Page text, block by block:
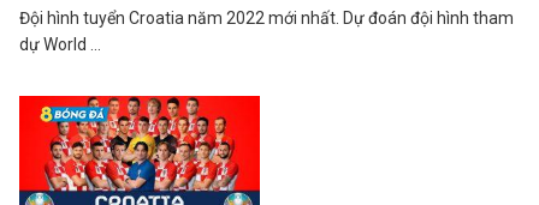
Đội hình tuyển Croatia năm 2022 mới nhất. Dự đoán đội hình tham
dự World ...